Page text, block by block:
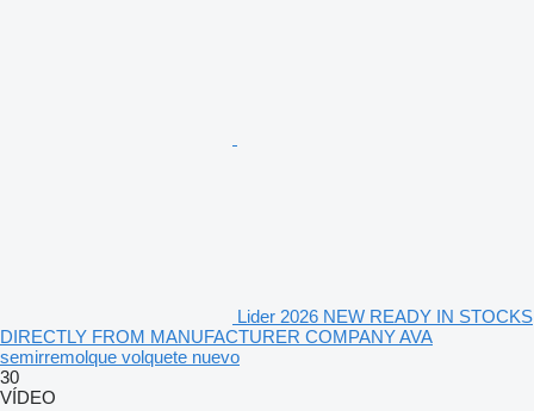
Lider 2026 NEW READY IN STOCKS
DIRECTLY FROM MANUFACTURER COMPANY AVA
semirremolque volquete nuevo
30
VÍDEO